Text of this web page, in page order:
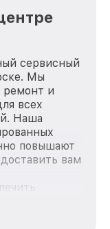
сервисный
Мы
ремонт и
всех
Наша
повышают
вам
для
MSI, вне